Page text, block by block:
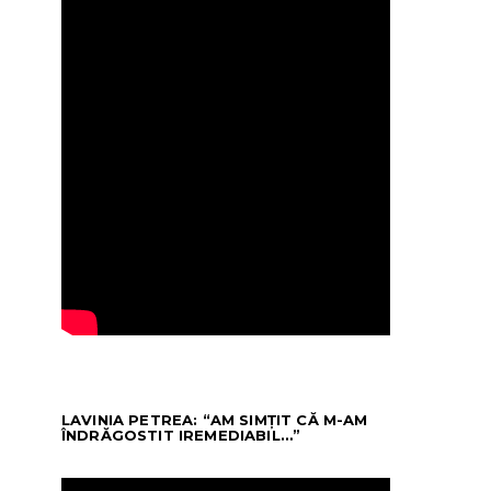
LAVINIA PETREA: “AM SIMȚIT CĂ M-AM
ÎNDRĂGOSTIT IREMEDIABIL…”